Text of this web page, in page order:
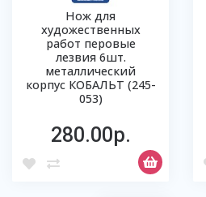
Нож для
художественных
работ перовые
лезвия 6шт.
металлический
корпус КОБАЛЬТ (245-
053)
280.00р.